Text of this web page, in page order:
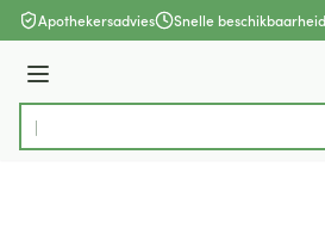
Ga naar de inhoud
Apothekersadvies Snelle beschikbaarheid
Menu
Product, merk, categorie...